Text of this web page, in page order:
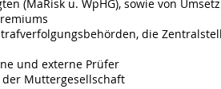
(MaRisk u. WpHG), sowie von
die
und externe Prüfer
Muttergesellschaft